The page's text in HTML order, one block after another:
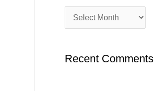
Recent Comments